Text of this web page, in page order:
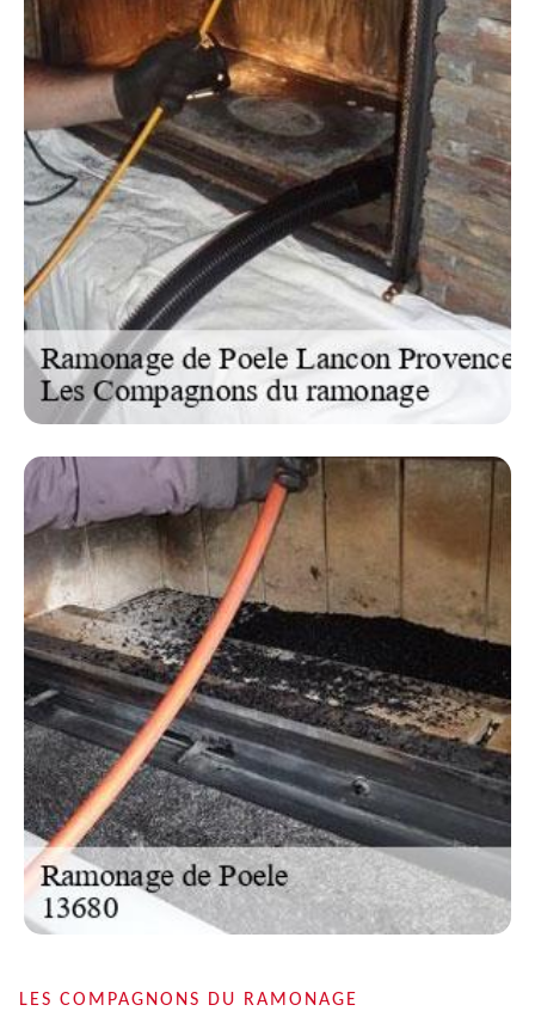
LES COMPAGNONS DU RAMONAGE